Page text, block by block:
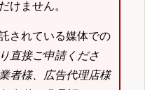
けません。
されている媒体での
直接ご申請くださ
者様、広告代理店様